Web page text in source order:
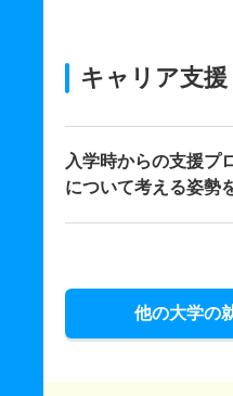
キャリア支援
入学時からの支援プ
について考える姿勢
他の大学の